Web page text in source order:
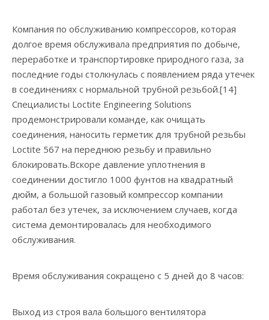
Компания по обслуживанию компрессоров, которая
долгое время обслуживала предприятия по добыче,
переработке и транспортировке природного газа, за
последние годы столкнулась с появлением ряда утечек
в соединениях с нормальной трубной резьбой.[14]
Специалисты Loctite Engineering Solutions
продемонстрировали команде, как очищать
соединения, наносить герметик для трубной резьбы
Loctite 567 на переднюю резьбу и правильно
блокировать.Вскоре давление уплотнения в
соединении достигло 1000 фунтов на квадратный
дюйм, а большой газовый компрессор компании
работал без утечек, за исключением случаев, когда
система демонтировалась для необходимого
обслуживания.
Время обслуживания сокращено с 5 дней до 8 часов:
Выход из строя вала большого вентилятора